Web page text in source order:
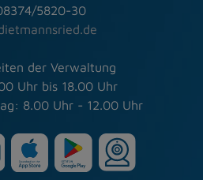
5820-30
der Verwaltung
Uhr bis 18.00 Uhr
8.00 Uhr - 12.00 Uhr